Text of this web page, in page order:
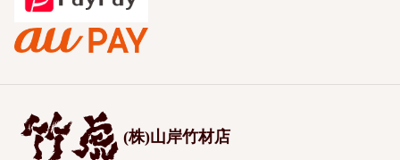
(株)山岸竹材店